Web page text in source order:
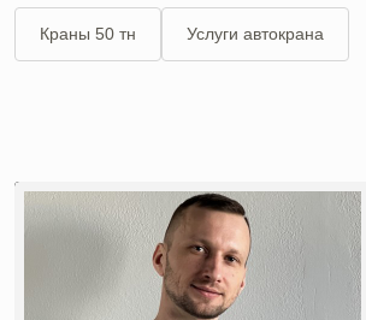
Краны 50 тн Услуги автокрана
Экскаваторы в Ногинске
Автокомпрессоры